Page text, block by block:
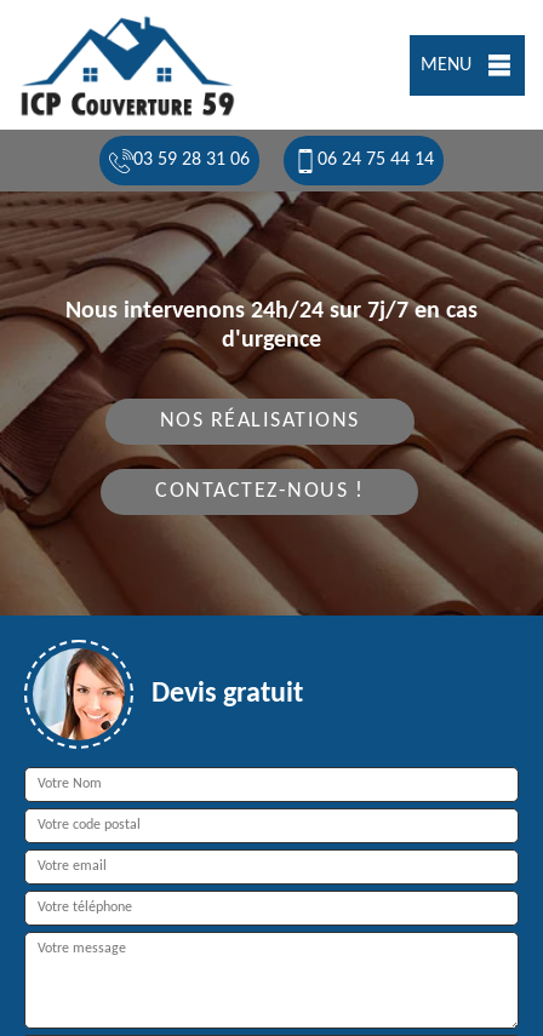
MENU
03 59 28 31 06 06 24 75 44 14
Nous intervenons 24h/24 sur 7j/7 en cas
d'urgence
NOS RÉALISATIONS
CONTACTEZ-NOUS !
Devis gratuit